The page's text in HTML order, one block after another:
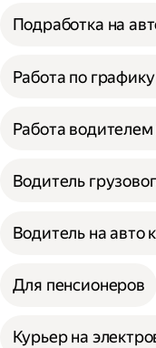
Подработка на
Работа по
Работа водителем
Водитель
Водитель на авто
Для пенсионеров
Курьер на